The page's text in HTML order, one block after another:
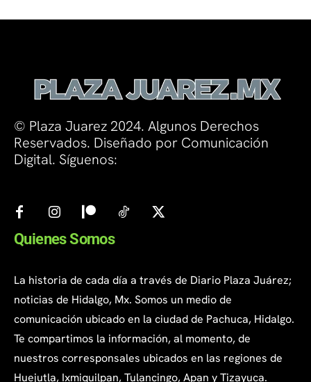
© Plaza Juarez 2024. Algunos Derechos
Reservados. Diseñado por Comunicación
Digital. Síguenos:
Quienes Somos
La historia de cada día a través de Diario Plaza Juárez;
noticias de Hidalgo, Mx. Somos un medio de
comunicación ubicado en la ciudad de Pachuca, Hidalgo.
Te compartimos la información, al momento, de
nuestros corresponsales ubicados en las regiones de
Huejutla, Ixmiquilpan, Tulancingo, Apan y Tizayuca.